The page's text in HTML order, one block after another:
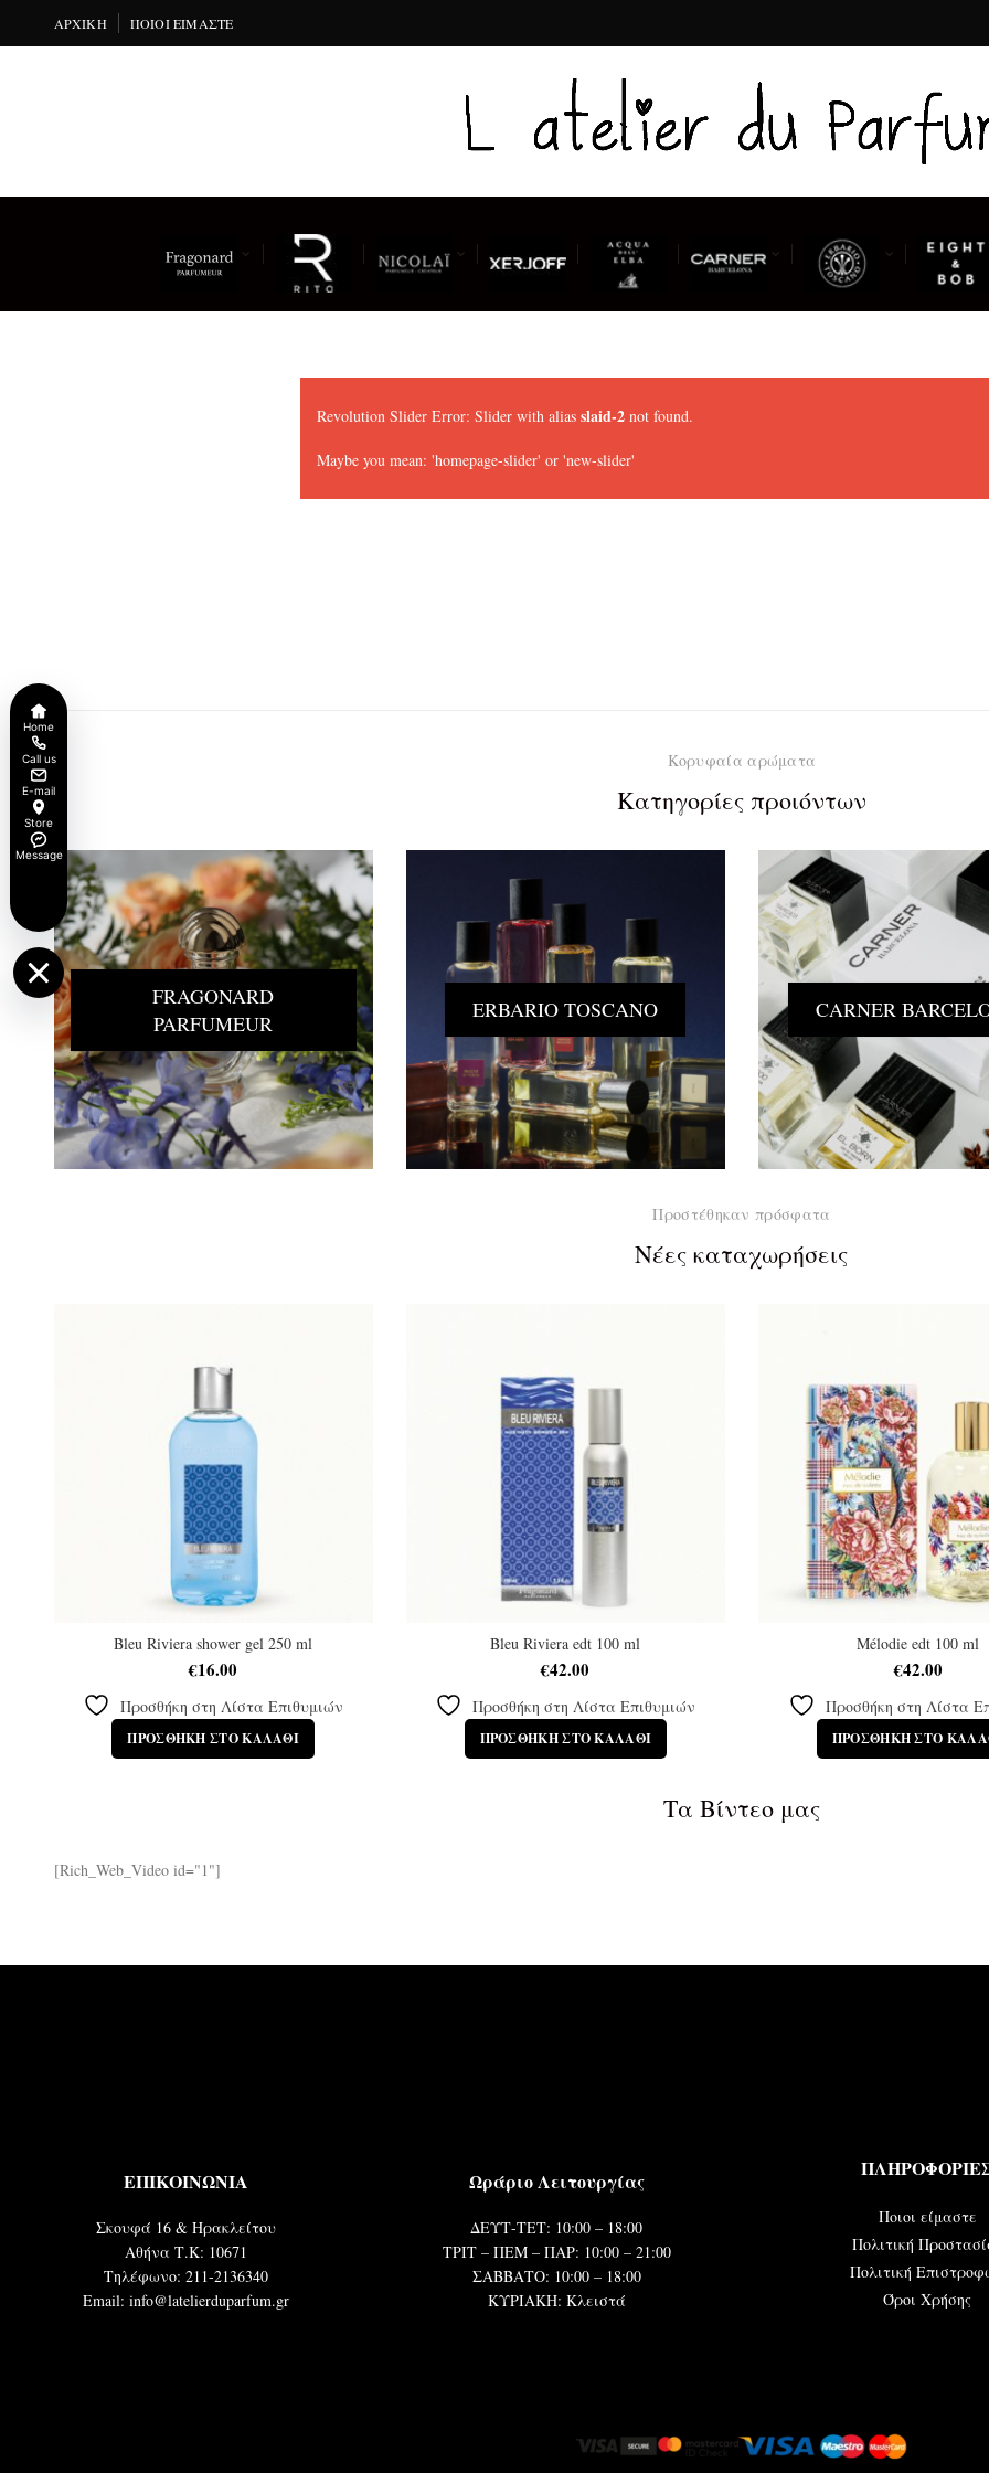
ΑΡΧΙΚΉ ΠΟΙΟΙ ΕΊΜΑΣΤΕ
Revolution Slider Error: Slider with alias slaid-2not found.
Maybe you mean: 'homepage-slider' or 'new-slider'
Κορυφαία αρώματα
Κατηγορίες προιόντων
FRAGONARD
PARFUMEUR
ERBARIO TOSCANO CARNER
Προστέθηκαν πρόσφατα
Νέες καταχωρήσεις
Bleu Riviera shower gel 250 ml
€16.00
Προσθήκη στη Λίστα Επιθυμιών
ΠΡΟΣΘΉΚΗ ΣΤΟ ΚΑΛΆΘΙ
Bleu Riviera edt 100 ml
€42.00
Προσθήκη στη Λίστα Επιθυμιών
ΠΡΟΣΘΉΚΗ ΣΤΟ ΚΑΛΆΘΙ
Mélodie edt 100 ml
€42.00
Προσθήκη στη Λίστα
ΠΡΟΣΘΉΚΗ ΣΤΟ
Τα Βίντεο μας
[Rich_Web_Video id="1"]
ΕΠΙΚΟΙΝΩΝΙΑ
Σκουφά 16 & Ηρακλείτου
Αθήνα Τ.Κ: 10671
Τηλέφωνο: 211-2136340
Email: info@latelierduparfum.gr
Ωράριο Λειτουργίας
ΔΕΥΤ-ΤΕΤ: 10:00 – 18:00
ΤΡΙΤ – ΠΕΜ – ΠΑΡ: 10:00 – 21:00
ΣΑΒΒΑΤΟ: 10:00 – 18:00
ΚΥΡΙΑΚΗ: Κλειστά
Ποιοι είμαστε
Πολιτική
Πολιτική
Όροι Χρήσης
Home
Call us
E-mail
Store
Message